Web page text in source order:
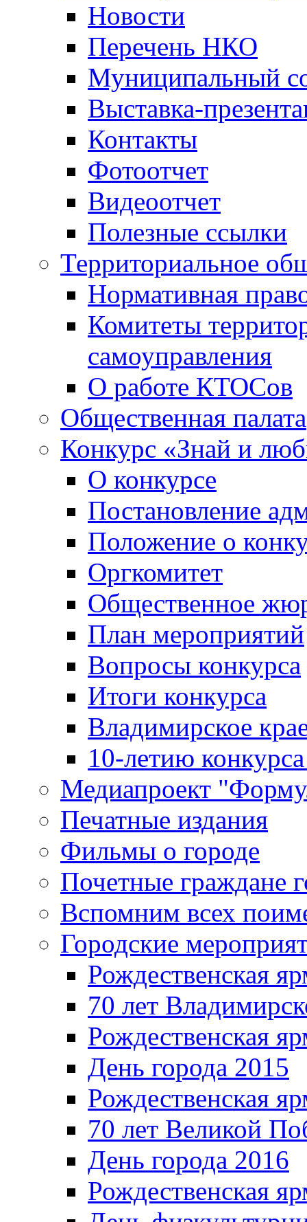
Новости
Перечень НКО
Муниципальный
Выставка-
Контакты
Фотоотчет
Видеоотчет
Полезные ссылки
Территориальное
Нормативная
Комитеты
самоуправления
О работе КТОСов
Общественная палата
Конкурс «Знай и
О конкурсе
Постановление
Положение о
Оргкомитет
Общественное
План мероприятий
Вопросы конкурса
Итоги конкурса
Владимирское
10-летию
Медиапроект
Печатные издания
Фильмы о городе
Почетные граждане
Вспомним всех
Городские
Рождественская
70 лет
Рождественская
День города 2015
Рождественская
70 лет Великой
День города 2016
Рождественская